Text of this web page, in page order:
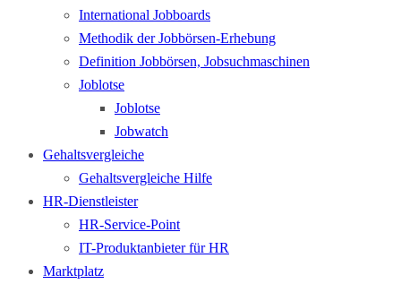
International Jobboards
Methodik der Jobbörsen-Erhebung
Definition Jobbörsen, Jobsuchmaschinen
Joblotse
Joblotse
Jobwatch
Gehaltsvergleiche
Gehaltsvergleiche Hilfe
HR-Dienstleister
HR-Service-Point
IT-Produktanbieter für HR
Marktplatz